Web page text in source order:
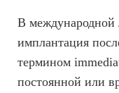
В международной
имплантация
термином
постоянной или